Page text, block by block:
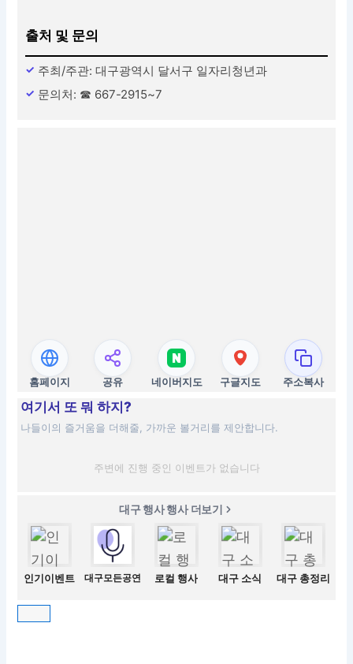
출처 및 문의
주최/주관: 대구광역시 달서구 일자리청년과
문의처: ☎ 667-2915~7
홈페이지 공유 네이버지도 구글지도 주소복사
여기서 또 뭐 하지?
나들이의 즐거움을 더해줄, 가까운 볼거리를 제안합니다.
주변에 진행 중인 이벤트가 없습니다
대구 행사 행사 더보기
인기이벤트 대구모든공연 로컬 행사 대구 소식 대구 총정리